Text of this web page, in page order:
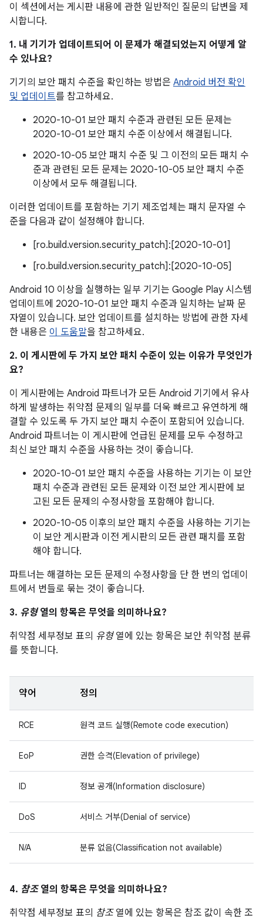
이 섹션에서는 게시판 내용에 관한 일반적인 질문의 답변을 제
시합니다.
1. 내 기기가 업데이트되어 이 문제가 해결되었는지 어떻게 알
수 있나요?
기기의 보안 패치 수준을 확인하는 방법은 Android 버전 확인
및 업데이트를 참고하세요.
2020-10-01 보안 패치 수준과 관련된 모든 문제는
2020-10-01 보안 패치 수준 이상에서 해결됩니다.
2020-10-05 보안 패치 수준 및 그 이전의 모든 패치 수
준과 관련된 모든 문제는 2020-10-05 보안 패치 수준
이상에서 모두 해결됩니다.
이러한 업데이트를 포함하는 기기 제조업체는 패치 문자열 수
준을 다음과 같이 설정해야 합니다.
[ro.build.version.security_patch]:[2020-10-01]
[ro.build.version.security_patch]:[2020-10-05]
Android 10 이상을 실행하는 일부 기기는 Google Play 시스템
업데이트에 2020-10-01 보안 패치 수준과 일치하는 날짜 문
자열이 있습니다. 보안 업데이트를 설치하는 방법에 관한 자세
한 내용은 이 도움말을 참고하세요.
2. 이 게시판에 두 가지 보안 패치 수준이 있는 이유가 무엇인가
요?
이 게시판에는 Android 파트너가 모든 Android 기기에서 유사
하게 발생하는 취약점 문제의 일부를 더욱 빠르고 유연하게 해
결할 수 있도록 두 가지 보안 패치 수준이 포함되어 있습니다.
Android 파트너는 이 게시판에 언급된 문제를 모두 수정하고
최신 보안 패치 수준을 사용하는 것이 좋습니다.
2020-10-01 보안 패치 수준을 사용하는 기기는 이 보안
패치 수준과 관련된 모든 문제와 이전 보안 게시판에 보
고된 모든 문제의 수정사항을 포함해야 합니다.
2020-10-05 이후의 보안 패치 수준을 사용하는 기기는
이 보안 게시판과 이전 게시판의 모든 관련 패치를 포함
해야 합니다.
파트너는 해결하는 모든 문제의 수정사항을 단 한 번의 업데이
트에서 번들로 묶는 것이 좋습니다.
3. 유형열의 항목은 무엇을 의미하나요?
취약점 세부정보 표의 유형열에 있는 항목은 보안 취약점 분류
를 뜻합니다.
약어 정의
RCE 원격 코드 실행(Remote code execution)
EoP 권한 승격(Elevation of privilege)
ID 정보 공개(Information disclosure)
DoS 서비스 거부(Denial of service)
N/A 분류 없음(Classification not available)
4. 참조열의 항목은 무엇을 의미하나요?
취약점 세부정보 표의 참조열에 있는 항목은 참조 값이 속한 조